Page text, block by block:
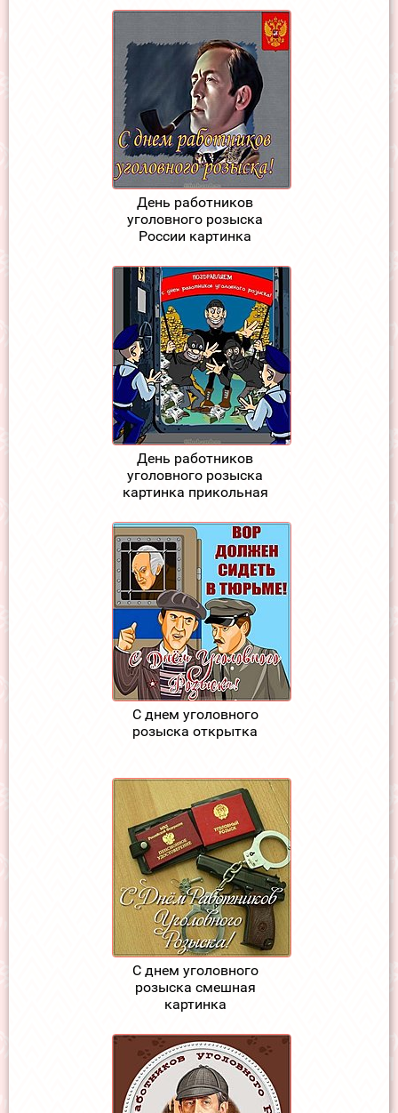
День работников
уголовного розыска
России картинка
День работников
уголовного розыска
картинка прикольная
С днем уголовного
розыска открытка
С днем уголовного
розыска смешная
картинка